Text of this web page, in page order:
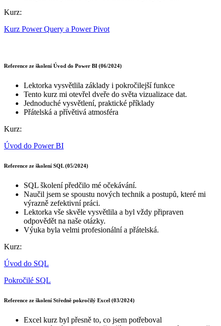
Kurz:
Kurz Power Query a Power Pivot
Reference ze školení Úvod do Power BI (06/2024)
Lektorka vysvětlila základy i pokročilejší funkce
Tento kurz mi otevřel dveře do světa vizualizace dat.
Jednoduché vysvětlení, praktické příklady
Přátelská a přívětivá atmosféra
Kurz:
Úvod do Power BI
Reference ze školení SQL (05/2024)
SQL školení předčilo mé očekávání.
Naučil jsem se spoustu nových technik a postupů, které mi
výrazně zefektivní práci.
Lektorka vše skvěle vysvětlila a byl vždy připraven
odpovědět na naše otázky.
Výuka byla velmi profesionální a přátelská.
Kurz:
Úvod do SQL
Pokročilé SQL
Reference ze školení Středně pokročilý Excel (03/2024)
Excel kurz byl přesně to, co jsem potřeboval